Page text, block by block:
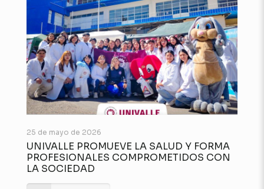
25 de mayo de 2026
UNIVALLE PROMUEVE LA SALUD Y FORMA
PROFESIONALES COMPROMETIDOS CON
LA SOCIEDAD